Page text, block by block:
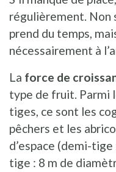
régulièrement.
prend du temps,
nécessairement à
La force de
type de fruit. Parmi
tiges, ce sont les
pêchers et les
d’espace (demi-
tige : 8 m de